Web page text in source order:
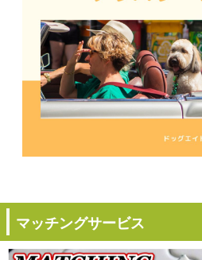
マッチングサービス